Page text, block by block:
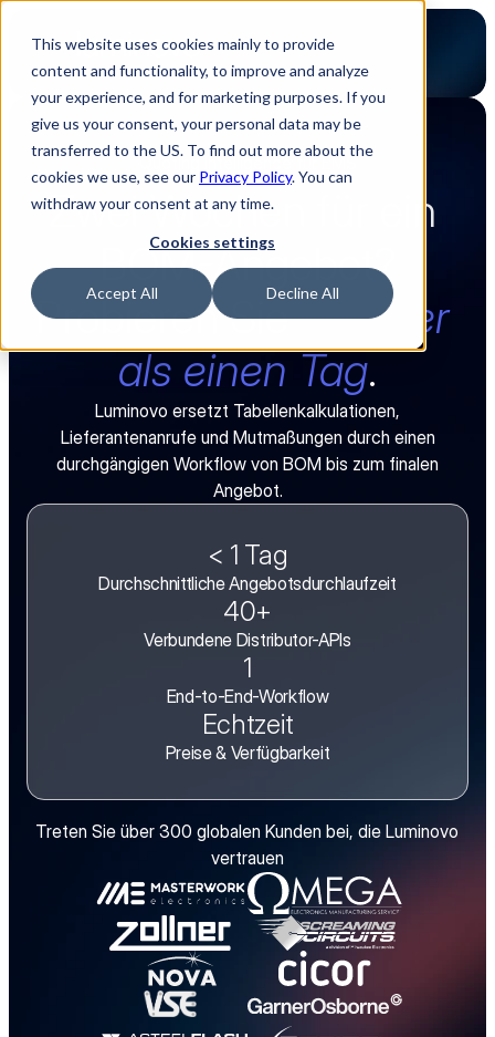
This website uses cookies mainly to provide
content and functionality, to improve and analyze
your experience, and for marketing purposes. If you
give us your consent, your personal data may be
transferred to the US. To find out more about the
cookies we use, see our Privacy Policy. You can
withdraw your consent at any time.
Cookies settings
Accept All Decline All
Quoting Intelligence für EMS
Zwei Wochen für ein
BOM-Angebot?
Probieren Sie weniger
als einen Tag.
Luminovo ersetzt Tabellenkalkulationen,
Lieferantenanrufe und Mutmaßungen durch einen
durchgängigen Workflow von BOM bis zum finalen
Angebot.
< 1 Tag
Durchschnittliche Angebotsdurchlaufzeit
40+
Verbundene Distributor-APIs
1
End-to-End-Workflow
Echtzeit
Preise & Verfügbarkeit
Treten Sie über 300 globalen Kunden bei, die Luminovo
vertrauen